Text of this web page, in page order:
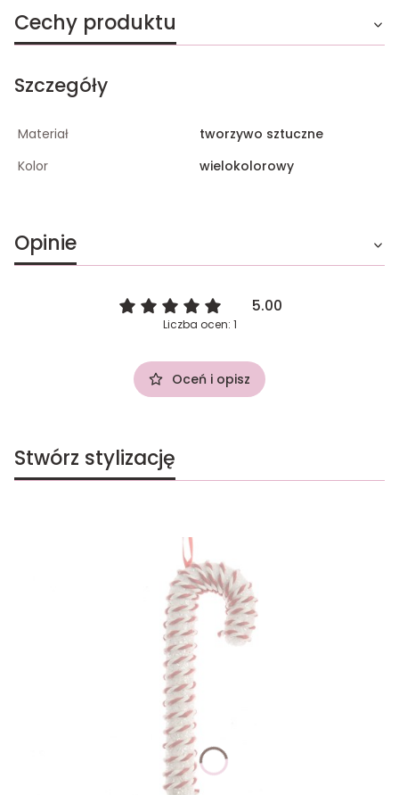
Cechy produktu
Szczegóły
Materiał
tworzywo sztuczne
Kolor
wielokolorowy
Opinie
5.00
Liczba ocen: 1
Oceń i opisz
Stwórz stylizację